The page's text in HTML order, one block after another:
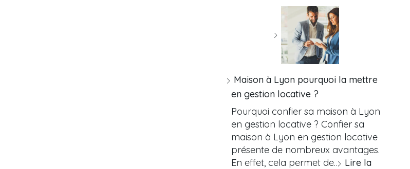
Maison à Lyon pourquoi la mettre
en gestion locative ?
Pourquoi confier sa maison à Lyon
en gestion locative ? Confier sa
maison à Lyon en gestion locative
présente de nombreux avantages.
En effet, cela permet de… Lire la